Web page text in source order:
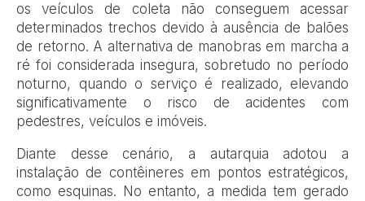
os veículos de coleta não conseguem acessar
determinados trechos devido à ausência de balões
de retorno. A alternativa de manobras em marcha a
ré foi considerada insegura, sobretudo no período
noturno, quando o serviço é realizado, elevando
significativamente o risco de acidentes com
pedestres, veículos e imóveis.
Diante desse cenário, a autarquia adotou a
instalação de contêineres em pontos estratégicos,
como esquinas. No entanto, a medida tem gerado